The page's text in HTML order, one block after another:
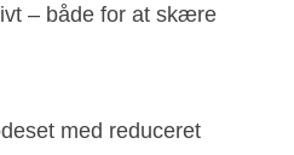
– både for at skære
med reduceret